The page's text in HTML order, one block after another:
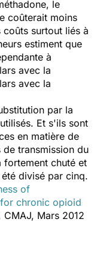
le
coûterait moins
surtout liés à
estiment que
à
avec la
avec la
par la
Et s'ils sont
en matière de
transmission du
fortement chuté et
divisé par cinq.
of
chronic opioid
CMAJ, Mars 2012